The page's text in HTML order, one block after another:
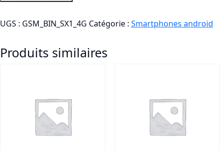
de
SX1
3/32Go
UGS : GSM_BIN_SX1_4G Catégorie : Smartphones android
Produits similaires